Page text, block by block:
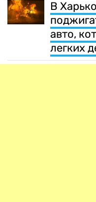
В
авто,
легких